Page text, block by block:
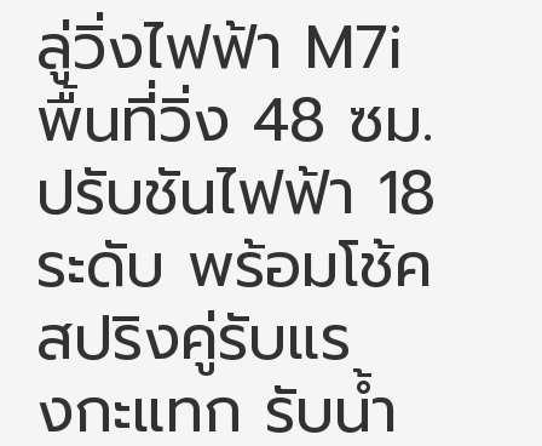
ลู่วิ่งไฟฟ้า M7i
พื้นที่วิ่ง 48 ซม.
ปรับชันไฟฟ้า 18
ระดับ พร้อมโช้ค
สปริงคู่รับแร
งกะแทก รับน้ำ